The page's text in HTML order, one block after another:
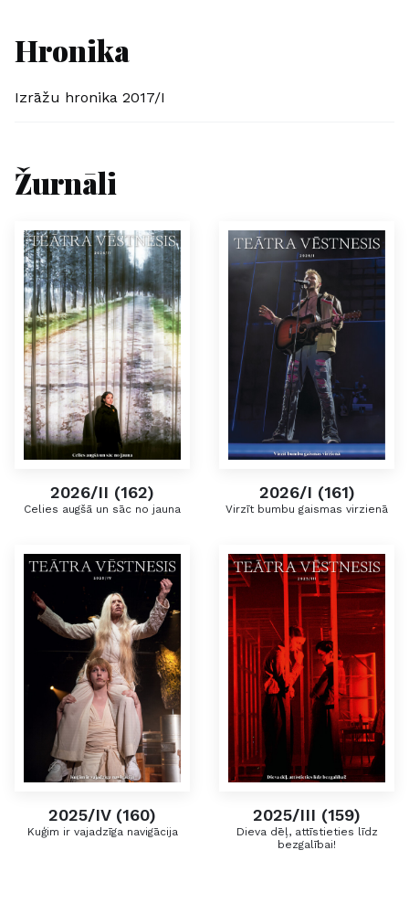
Hronika
Izrāžu hronika 2017/I
Žurnāli
2026/II (162)
Celies augšā un sāc no jauna
2026/I (161)
Virzīt bumbu gaismas virzienā
2025/IV (160)
Kuģim ir vajadzīga navigācija
2025/III (159)
Dieva dēļ, attīstieties līdz
bezgalībai!